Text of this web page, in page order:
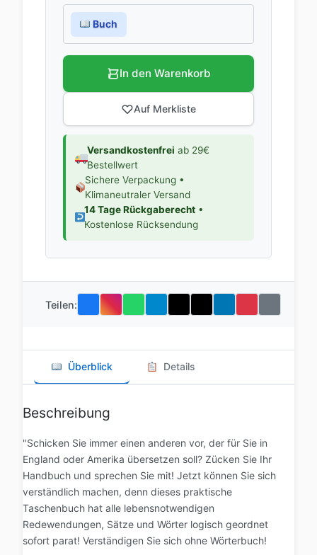
Buch
In den Warenkorb
Auf Merkliste
Versandkostenfrei ab 29€
Bestellwert
Sichere Verpackung •
Klimaneutraler Versand
14 Tage Rückgaberecht•
Kostenlose Rücksendung
Teilen:
Überblick Details
Beschreibung
"Schicken Sie immer einen anderen vor, der für Sie in
England oder Amerika übersetzen soll? Zücken Sie Ihr
Handbuch und sprechen Sie mit! Jetzt können Sie sich
verständlich machen, denn dieses praktische
Taschenbuch hat alle lebensnotwendigen
Redewendungen, Sätze und Wörter logisch geordnet
sofort parat! Verständigen Sie sich ohne Wörterbuch!